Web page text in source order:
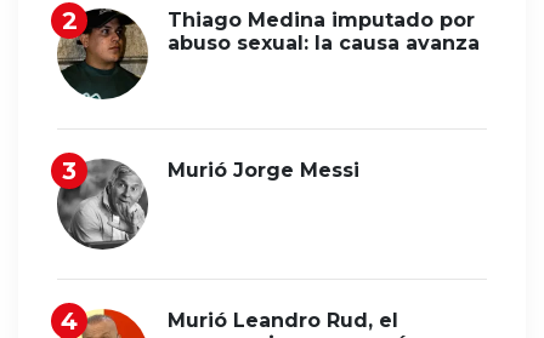
Thiago Medina imputado por
abuso sexual: la causa avanza
Murió Jorge Messi
Murió Leandro Rud, el